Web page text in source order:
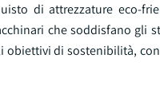
di attrezzature eco-
che soddisfano gli
di sostenibilità,